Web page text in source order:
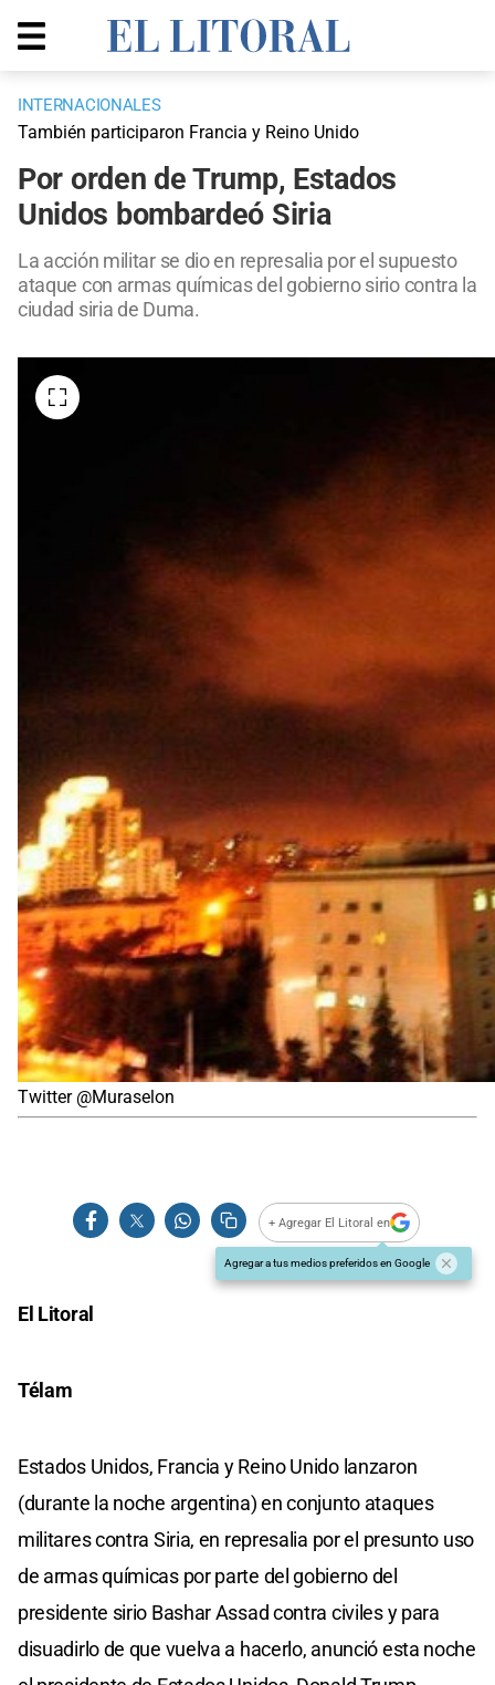
INTERNACIONALES
También participaron Francia y Reino Unido
Por orden de Trump, Estados
Unidos bombardeó Siria
La acción militar se dio en represalia por el supuesto
ataque con armas químicas del gobierno sirio contra la
ciudad siria de Duma.
Twitter @Muraselon
+ Agregar El Litoral en
Agregar a tus medios preferidos en Google
El Litoral
Télam
Estados Unidos, Francia y Reino Unido lanzaron
(durante la noche argentina) en conjunto ataques
militares contra Siria, en represalia por el presunto uso
de armas químicas por parte del gobierno del
presidente sirio Bashar Assad contra civiles y para
disuadirlo de que vuelva a hacerlo, anunció esta noche